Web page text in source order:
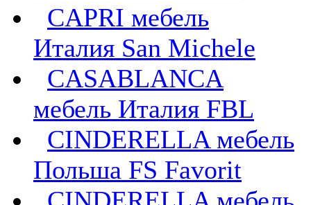
CAPRI мебель
Италия San Michele
CASABLANCA
мебель Италия FBL
CINDERELLA мебель
Польша FS Favorit